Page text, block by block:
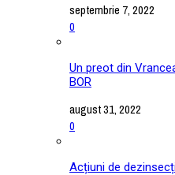
septembrie 7, 2022
0
Un preot din
BOR
august 31, 2022
0
Acțiuni de